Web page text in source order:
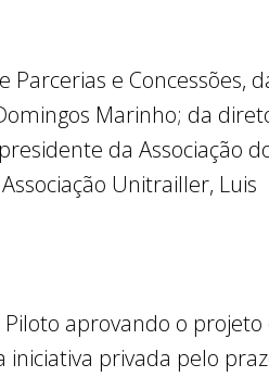
e Concessões,
Marinho; da
da Associação
Unitrailler, Luis
aprovando o projeto
iniciativa privada pelo